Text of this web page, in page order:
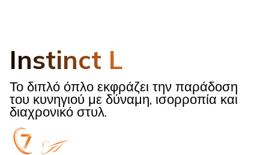
Instinct L
Το διπλό όπλο εκφράζει την παράδοση
του κυνηγιού με δύναμη, ισορροπία και
διαχρονικό στυλ.